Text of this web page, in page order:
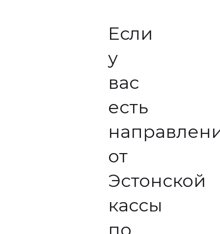
Если
у
вас
есть
от
Эстонской
кассы
по